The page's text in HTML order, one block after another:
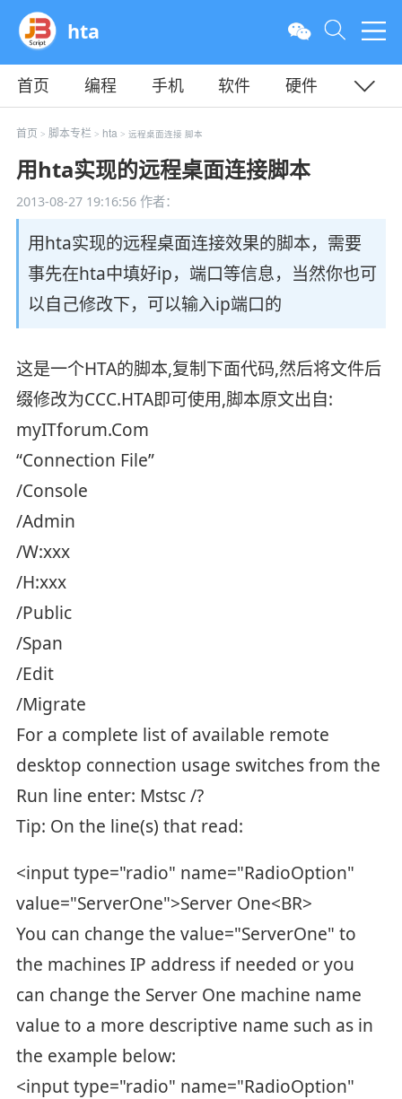
hta
首页 编程 手机 软件
硬件
教程
平面 服务器
首页 > 脚本专栏> hta> 远程桌面连接 脚本
用hta实现的远程桌面连接脚本
2013-08-27 19:16:56作者：
用hta实现的远程桌面连接效果的脚本，需要
事先在hta中填好ip，端口等信息，当然你也可
以自己修改下，可以输入ip端口的
这是一个HTA的脚本,复制下面代码,然后将文件后
缀修改为CCC.HTA即可使用,脚本原文出自:
myITforum.Com
“Connection File”
/Console
/Admin
/W:xxx
/H:xxx
/Public
/Span
/Edit
/Migrate
For a complete list of available remote
desktop connection usage switches from the
Run line enter: Mstsc /?
Tip: On the line(s) that read:
<input type="radio" name="RadioOption"
value="ServerOne">Server One<BR>
You can change the value="ServerOne" to
the machines IP address if needed or you
can change the Server One machine name
value to a more descriptive name such as in
the example below:
<input type="radio" name="RadioOption"